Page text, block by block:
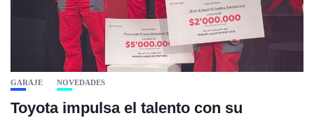
GARAJE NOVEDADES
Toyota impulsa el talento con su